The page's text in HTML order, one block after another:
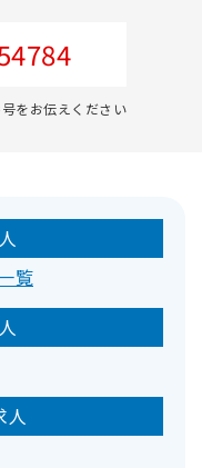
をお伝えください
覧
人